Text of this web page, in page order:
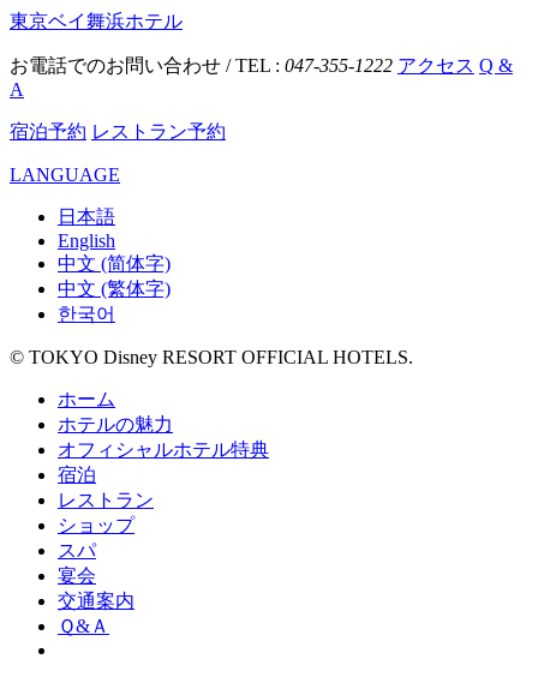
東京ベイ舞浜ホテル
お電話でのお問い合わせ / TEL : 047-355-1222 アクセス Q &
A
宿泊予約 レストラン予約
LANGUAGE
日本語
English
中文 (简体字)
中文 (繁体字)
한국어
© TOKYO Disney RESORT OFFICIAL HOTELS.
ホーム
ホテルの魅力
オフィシャルホテル特典
宿泊
レストラン
ショップ
スパ
宴会
交通案内
Ｑ&Ａ